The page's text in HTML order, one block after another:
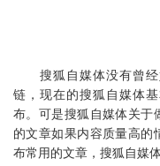
搜狐自媒体没有曾经
链，现在的搜狐自媒体
布。可是搜狐自媒体关于
的文章如果内容质量高的
布常用的文章，搜狐自媒